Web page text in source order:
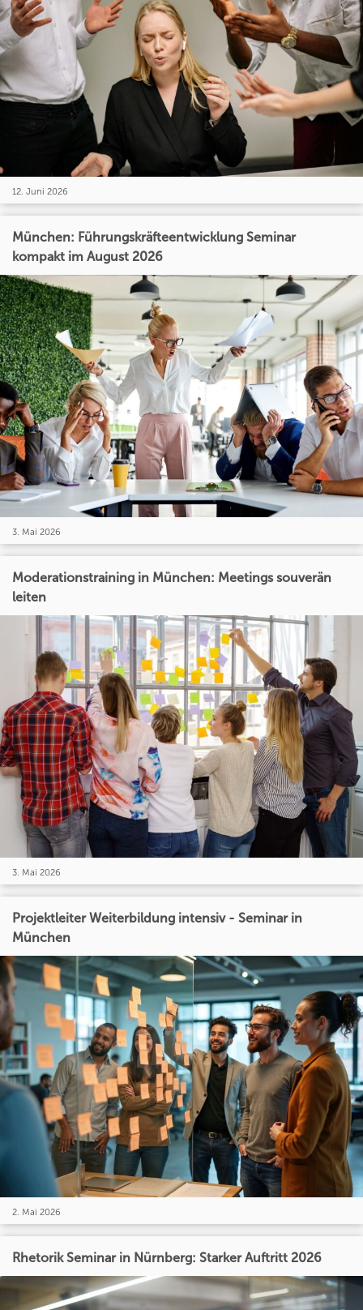
12. Juni 2026
München: Führungskräfteentwicklung Seminar
kompakt im August 2026
3. Mai 2026
Moderationstraining in München: Meetings souverän
leiten
3. Mai 2026
Projektleiter Weiterbildung intensiv - Seminar in
München
2. Mai 2026
Rhetorik Seminar in Nürnberg: Starker Auftritt 2026